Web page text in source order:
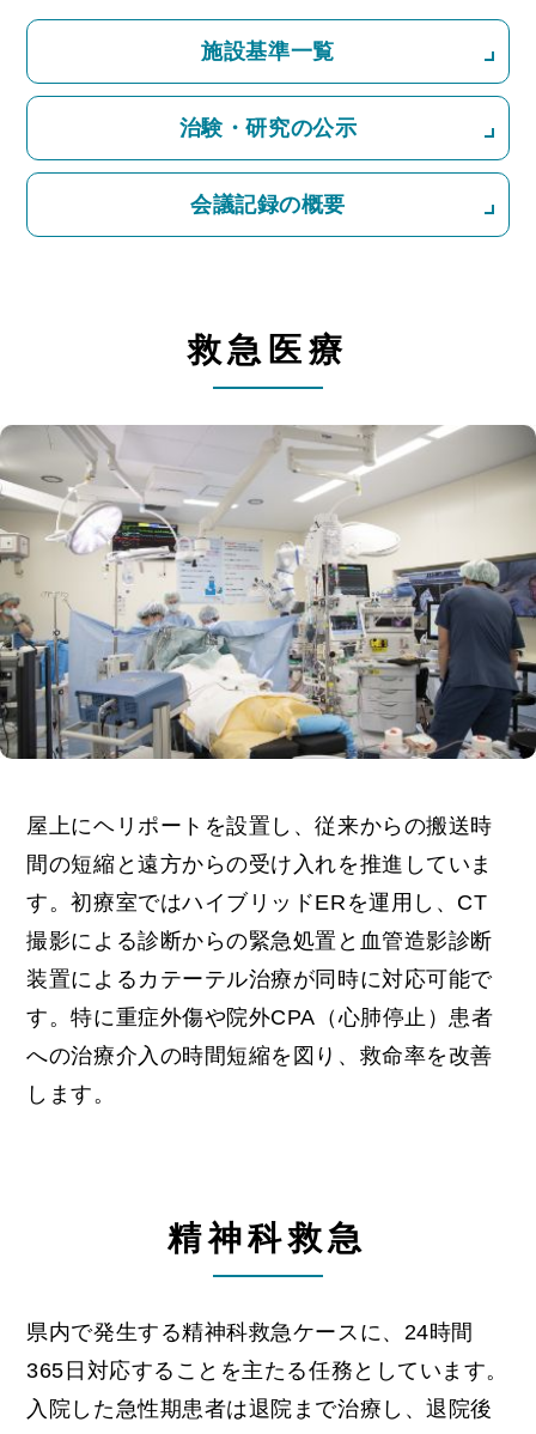
施設基準一覧
治験・研究の公示
会議記録の概要
救急医療
屋上にヘリポートを設置し、従来からの搬送時
間の短縮と遠方からの受け入れを推進していま
す。初療室ではハイブリッドERを運用し、CT
撮影による診断からの緊急処置と血管造影診断
装置によるカテーテル治療が同時に対応可能で
す。特に重症外傷や院外CPA（心肺停止）患者
への治療介入の時間短縮を図り、救命率を改善
します。
精神科救急
県内で発生する精神科救急ケースに、24時間
365日対応することを主たる任務としています。
入院した急性期患者は退院まで治療し、退院後